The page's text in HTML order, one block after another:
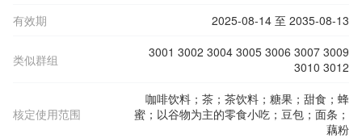
有效期
2025-08-14 至 2035-08-13
类似群组
3001 3002 3004 3005 3006 3007 3009
3010 3012
核定使用范围
咖啡饮料；茶；茶饮料；糖果；甜食；蜂
蜜；以谷物为主的零食小吃；豆包；面条；
藕粉